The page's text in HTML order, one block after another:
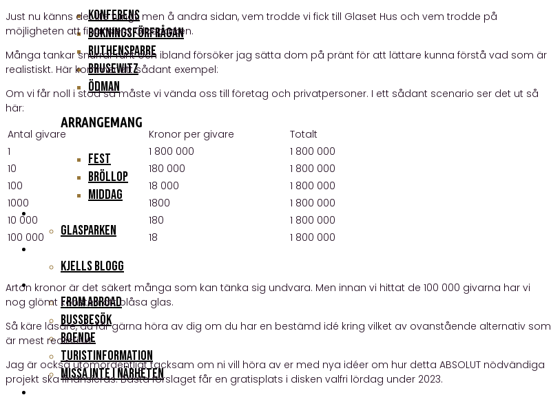
Konferens
Bokningsförfrågan
Ruthensparre
Brusewitz
Ödman
ARRANGEMANG
Fest
Bröllop
Middag
BAKOM HUSET
Glasparken
KJELLS BLOGG
RESANDE
FROM ABROAD
Bussbesök
Boende
Turistinformation
Missa inte i närheten
Just nu känns det lite tungt, men å andra sidan, vem trodde vi fick till Glaset Hus och vem trodde på
möjligheten att finansiera Glasparken.
Många tankar snurrar runt och ibland försöker jag sätta dom på pränt för att lättare kunna förstå vad som är
realistiskt. Här kommer ett sådant exempel:
Om vi får noll i stöd så måste vi vända oss till företag och privatpersoner. I ett sådant scenario ser det ut så
här:
Antal givare
Kronor per givare
Totalt
1
1 800 000
1 800 000
10
180 000
1 800 000
100
18 000
1 800 000
1000
1800
1 800 000
10 000
180
1 800 000
100 000
18 1 800 000
Arton kronor är det säkert många som kan tänka sig undvara. Men innan vi hittat de 100 000 givarna har vi
nog glömt konsten att blåsa glas.
Så käre läsare, du får gärna höra av dig om du har en bestämd idé kring vilket av ovanstående alternativ som
är mest realistiskt.
Jag är också utomordentligt tacksam om ni vill höra av er med nya idéer om hur detta ABSOLUT nödvändiga
projekt ska finansieras. Bästa förslaget får en gratisplats i disken valfri lördag under 2023.